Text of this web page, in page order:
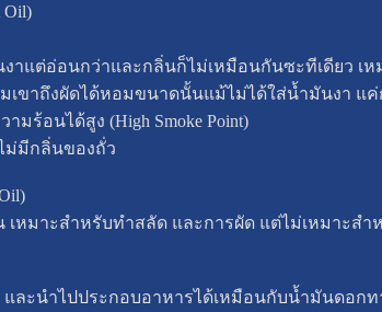
Oil)
าแต่อ่อนกว่าและกลิ่นก็ไม่เหมือนกันซะทีเดียว เ
มเขาถึงผัดได้หอมขนาดนั้นแม้ไม่ได้ใส่น้ำมันงา
ร้อนได้สูง (High Smoke Point)
ม่มีกลิ่นของถั่ว
หมาะสำหรับทำสลัด และการผัด แต่ไม่เหมาะสำห
ะนำไปประกอบอาหารได้เหมือนกับน้ำมันดอก